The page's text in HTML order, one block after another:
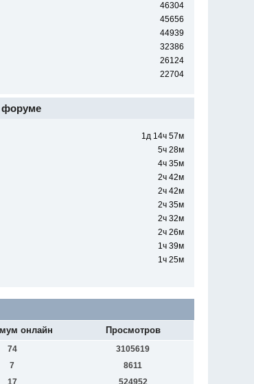
46304
45656
44939
32386
26124
22704
форуме
1д 14ч 57м
5ч 28м
4ч 35м
2ч 42м
2ч 42м
2ч 35м
2ч 32м
2ч 26м
1ч 39м
1ч 25м
онлайн Просмотров
74
3105619
7
8611
17
524952